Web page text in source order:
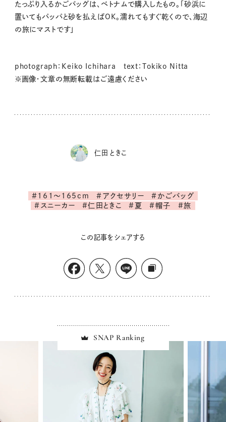
たっぷり入るかごバッグは、ベトナムで購入したもの。「砂浜に
置いてもパッパと砂を払えばOK。濡れてもすぐ乾くので、海辺
の旅にマストです」
photograph：Keiko Ichihara text：Tokiko Nitta
※画像・文章の無断転載はご遠慮ください
仁田 ときこ
#161～165cm #アクセサリー
#かごバッグ
#スニーカー
#仁田ときこ #夏 #帽子 #旅
この記事をシェアする
SNAP Ranking